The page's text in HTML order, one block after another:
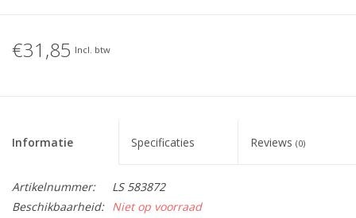
€31,85 Incl. btw
Informatie Specificaties Reviews (0)
Artikelnummer:
LS 583872
Beschikbaarheid: Niet op voorraad